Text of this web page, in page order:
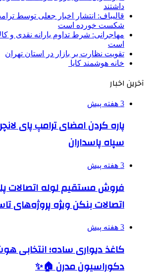
داشتند
قالیباف: انتشار اخبار جعلی توسط
شکست خورده است
مهاجرانی: شرط تداوم یارانه نقدی و
است
تقویت نظارت بر بازار در استان تهران
خانه هوشمند کایا
آخرین اخبار
3 هفته پیش
پاره کردن امضای ترامپ پای
سپاه پاسداران
3 هفته پیش
فروش مستقیم لوله اتصالات
اتصالات بنکن ویژه پروژه‌های
3 هفته پیش
کاغذ دیواری ساده؛ انتخابی
دکوراسیون مدرن 🏠✨